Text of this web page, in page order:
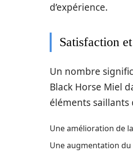
d’expérience.
Satisfaction
Un nombre
Black Horse Miel
éléments saillants
Une amélioration de
Une augmentation